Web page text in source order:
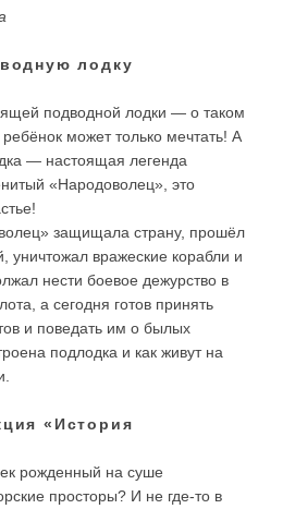
лодку
подводной лодки — о таком
может только мечтать! А
— настоящая легенда
«Народоволец», это
защищала страну, прошёл
уничтожал вражеские корабли и
нести боевое дежурство в
а сегодня готов принять
и поведать им о былых
подлодка и как живут на
«История
рожденный на суше
просторы? И не где-то в